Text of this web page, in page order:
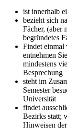
ist innerhalb
bezieht sich
Fächer, (aber
begründetes
Findet einmal
entnehmen
mindestens
Besprechung
steht im
Semester
Universität
findet
Bezirks statt;
Hinweisen